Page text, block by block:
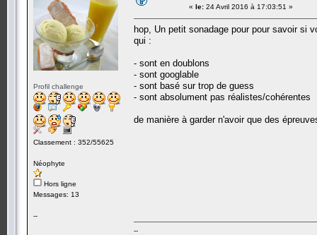
Profil challenge
Classement : 352/55625
Néophyte
Hors ligne
Messages: 13
--
« le: 24 Avril 2016 à 17:03:51 »
hop, Un petit sonadage pour pour savoir si
qui :
- sont en doublons
- sont googlable
- sont basé sur trop de guess
- sont absolument pas réalistes/cohérentes
de manière à garder n'avoir que des
--